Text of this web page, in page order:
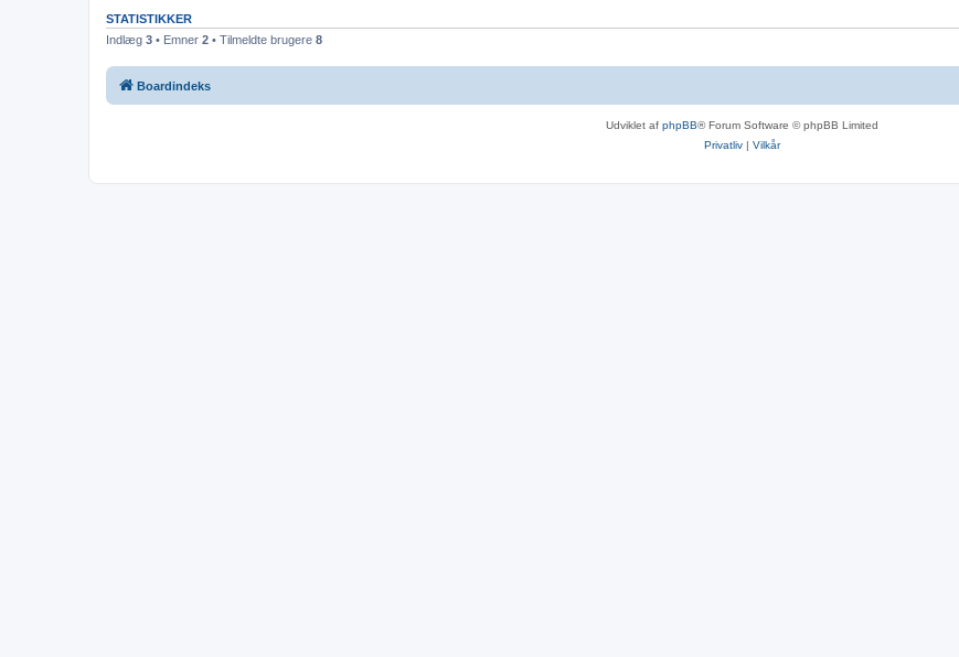
STATISTIKKER
Indlæg 3 • Emner 2 • Tilmeldte brugere 8
Boardindeks
Udviklet af phpBB® Forum Software © phpBB Limited
Privatliv| Vilkår